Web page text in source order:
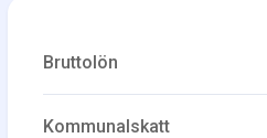
Bruttolön
Kommunalskatt